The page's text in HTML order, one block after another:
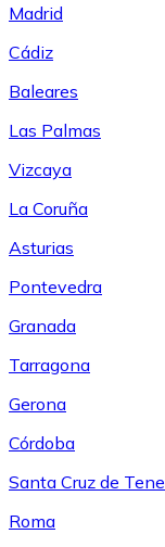
Madrid
Cádiz
Baleares
Las Palmas
Vizcaya
La Coruña
Asturias
Pontevedra
Granada
Tarragona
Gerona
Córdoba
Santa Cruz de
Roma